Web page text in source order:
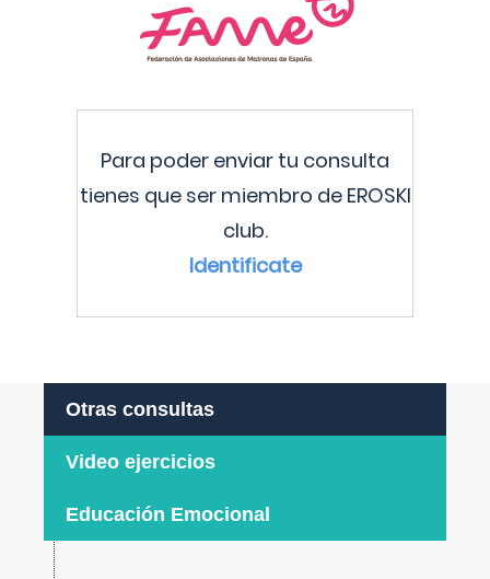
Para poder enviar tu consulta
tienes que ser miembro de EROSKI
club.
Identificate
Otras consultas
Video ejercicios
Educación Emocional